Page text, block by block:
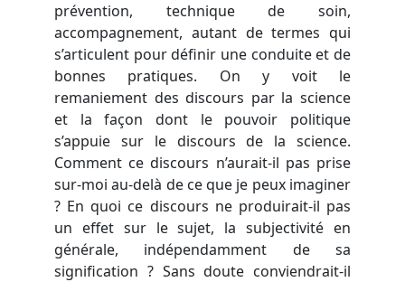
prévention, technique de soin,
accompagnement, autant de termes qui
s’articulent pour définir une conduite et de
bonnes pratiques. On y voit le
remaniement des discours par la science
et la façon dont le pouvoir politique
s’appuie sur le discours de la science.
Comment ce discours n’aurait-il pas prise
sur-moi au-delà de ce que je peux imaginer
? En quoi ce discours ne produirait-il pas
un effet sur le sujet, la subjectivité en
générale, indépendamment de sa
signification ? Sans doute conviendrait-il